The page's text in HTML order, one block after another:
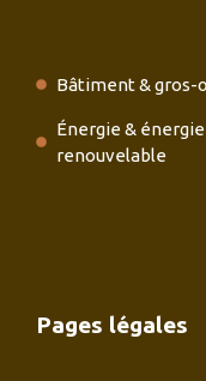
Bâtiment &
Énergie & énergie
renouvelable
Pages légales